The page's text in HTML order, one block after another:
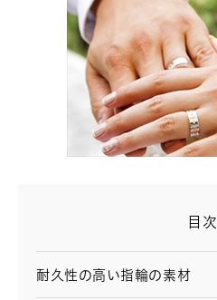
目次
耐久性の高い指輪の素材